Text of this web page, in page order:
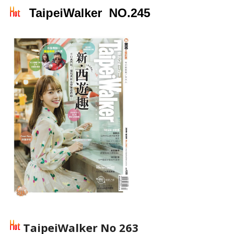
TaipeiWalker NO.245
TaipeiWalker No 263